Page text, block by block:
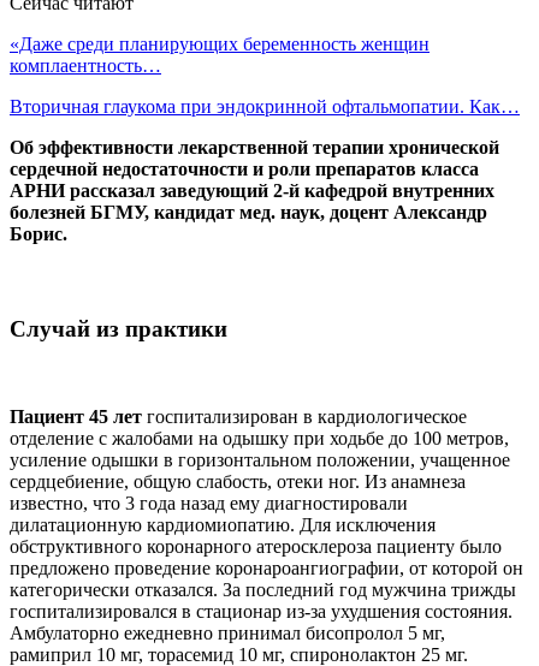
«Даже среди планирующих беременность женщин
комплаентность…
Вторичная глаукома при эндокринной офтальмопатии. Как…
Об эффективности лекарственной терапии хронической
сердечной недостаточности и роли препаратов класса
АРНИ рассказал заведующий 2-й кафедрой внутренних
болезней БГМУ, кандидат мед. наук, доцент Александр
Борис.
Случай из практики
Пациент 45 лет госпитализирован в кардиологическое
отделение с жалобами на одышку при ходьбе до 100 метров,
усиление одышки в горизонтальном положении, учащенное
сердцебиение, общую слабость, отеки ног. Из анамнеза
известно, что 3 года назад ему диагностировали
дилатационную кардиомиопатию. Для исключения
обструктивного коронарного атеросклероза пациенту было
предложено проведение коронароангиографии, от которой он
категорически отказался. За последний год мужчина трижды
госпитализировался в стационар из-за ухудшения состояния.
Амбулаторно ежедневно принимал бисопролол 5 мг,
рамиприл 10 мг, торасемид 10 мг, спиронолактон 25 мг.